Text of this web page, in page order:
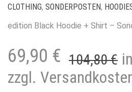
CLOTHING, SONDERPOSTEN,
edition Black Hoodie + Shirt –
104,80€
69,90 €
zzgl.